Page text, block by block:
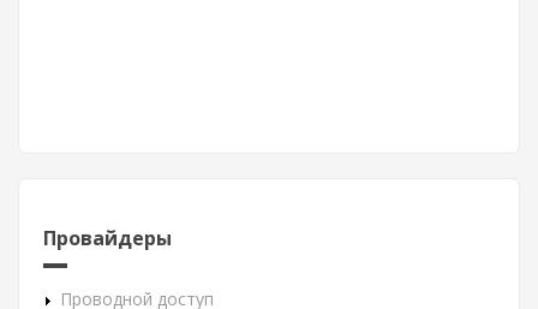
Провайдеры
Проводной доступ